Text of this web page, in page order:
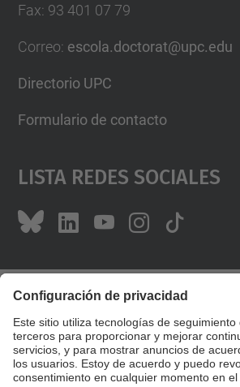
Fax: 93 401 07 79
Correo: escola.doctorat@upc.edu
Directorio UPC
Formulario de contacto
Lista Redes Sociales
© UPCEscuela de Doctorado
Desarrollado con
Mapa del Sitio